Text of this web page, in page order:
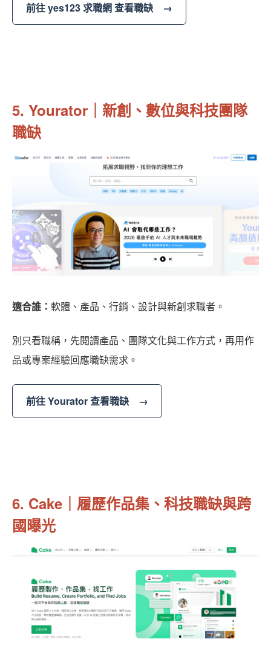
前往 yes123 求職網 查看職缺 →
5. Yourator｜新創、數位與科技團隊
職缺
適合誰： 軟體、產品、行銷、設計與新創求職者。
別只看職稱，先閱讀產品、團隊文化與工作方式，再用作
品或專案經驗回應職缺需求。
前往 Yourator 查看職缺 →
6. Cake｜履歷作品集、科技職缺與跨
國曝光